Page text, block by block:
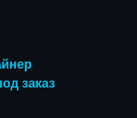
заказ